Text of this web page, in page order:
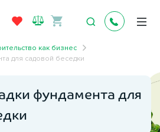
как бизнес
для садовой беседки
фундамента для